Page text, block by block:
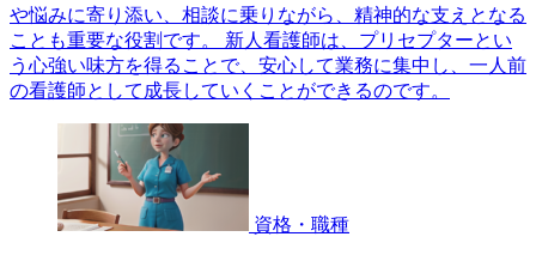
や悩みに寄り添い、相談に乗りながら、精神的な支えとなる
ことも重要な役割です。 新人看護師は、プリセプターとい
う心強い味方を得ることで、安心して業務に集中し、一人前
の看護師として成長していくことができるのです。
資格・職種